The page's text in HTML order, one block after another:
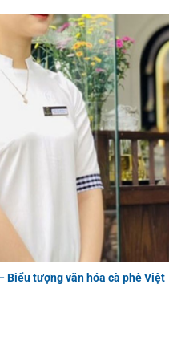
Biểu tượng văn hóa cà phê Việt